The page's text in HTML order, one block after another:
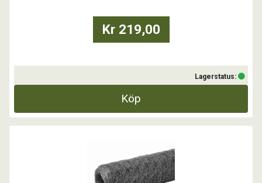
Kr 219,00
Lagerstatus:
Köp